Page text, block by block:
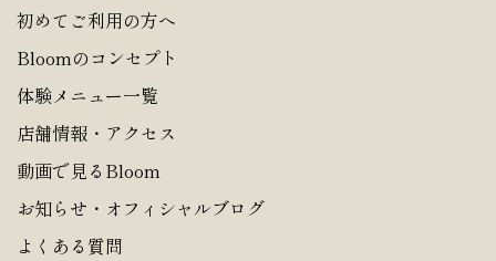
初めてご利用の方へ
Bloomのコンセプト
体験メニュー一覧
店舗情報・アクセス
動画で見るBloom
お知らせ・オフィシャルブログ
よくある質問